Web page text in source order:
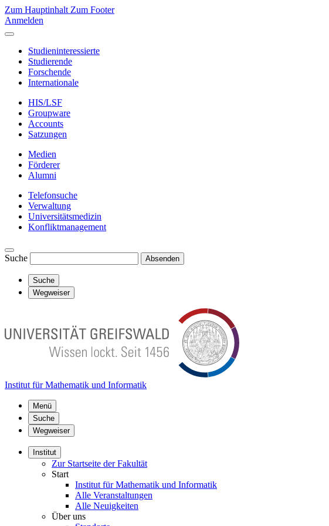
Zum Hauptinhalt Zum Footer
Anmelden
Studieninteressierte
Studierende
Forschende
Internationale
HIS/LSF
Groupware
Accounts
Satzungen
Medien
Förderer
Alumni
Telefonsuche
Verwaltung
Universitätsmedizin
Konfliktmanagement
Suche Absenden
Suche
Wegweiser
Institut für Mathematik und Informatik
Menü
Suche
Wegweiser
Institut
Zur Startseite der Fakultät
Start
Institut für Mathematik und Informatik
Alle Veranstaltungen
Alle Neuigkeiten
Über uns